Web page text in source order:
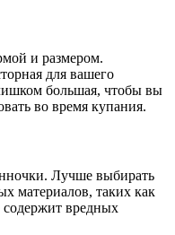
и размером.
для вашего
большая, чтобы вы
во время купания.
Лучше выбирать
материалов, таких как
содержит вредных